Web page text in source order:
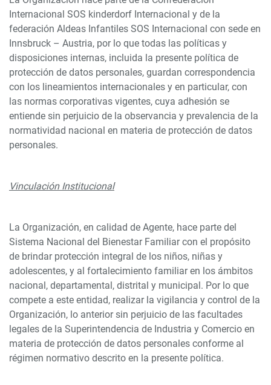
Internacional SOS kinderdorf Internacional y de la
federación Aldeas Infantiles SOS Internacional con sede en
Innsbruck – Austria, por lo que todas las políticas y
disposiciones internas, incluida la presente política de
protección de datos personales, guardan correspondencia
con los lineamientos internacionales y en particular, con
las normas corporativas vigentes, cuya adhesión se
entiende sin perjuicio de la observancia y prevalencia de la
normatividad nacional en materia de protección de datos
personales.
Vinculación Institucional
La Organización, en calidad de Agente, hace parte del
Sistema Nacional del Bienestar Familiar con el propósito
de brindar protección integral de los niños, niñas y
adolescentes, y al fortalecimiento familiar en los ámbitos
nacional, departamental, distrital y municipal. Por lo que
compete a este entidad, realizar la vigilancia y control de la
Organización, lo anterior sin perjuicio de las facultades
legales de la Superintendencia de Industria y Comercio en
materia de protección de datos personales conforme al
régimen normativo descrito en la presente política.